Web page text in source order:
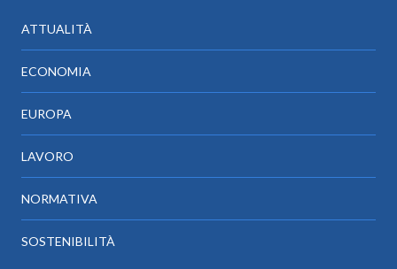
ATTUALITÀ
ECONOMIA
EUROPA
LAVORO
NORMATIVA
SOSTENIBILITÀ